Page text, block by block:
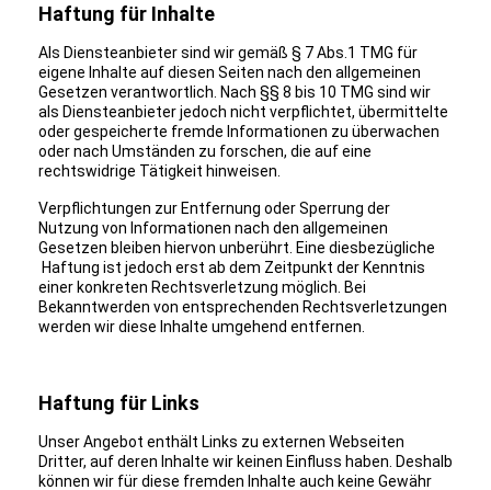
Haftung für Inhalte
Als Diensteanbieter sind wir gemäß § 7 Abs.1 TMG für
eigene Inhalte auf diesen Seiten nach den allgemeinen
Gesetzen verantwortlich. Nach §§ 8 bis 10 TMG sind wir
als Diensteanbieter jedoch nicht verpflichtet, übermittelte
oder gespeicherte fremde Informationen zu überwachen
oder nach Umständen zu forschen, die auf eine
rechtswidrige Tätigkeit hinweisen.
Verpflichtungen zur Entfernung oder Sperrung der
Nutzung von Informationen nach den allgemeinen
Gesetzen bleiben hiervon unberührt. Eine diesbezügliche
Haftung ist jedoch erst ab dem Zeitpunkt der Kenntnis
einer konkreten Rechtsverletzung möglich. Bei
Bekanntwerden von entsprechenden Rechtsverletzungen
werden wir diese Inhalte umgehend entfernen.
Haftung für Links
Unser Angebot enthält Links zu externen Webseiten
Dritter, auf deren Inhalte wir keinen Einfluss haben. Deshalb
können wir für diese fremden Inhalte auch keine Gewähr